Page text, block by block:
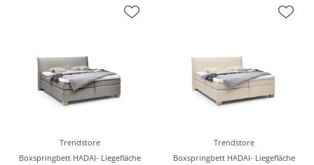
Trendstore
Boxspringbett HADAI- Liegefläche
Trendstore
Boxspringbett HADAI- Liegefläche